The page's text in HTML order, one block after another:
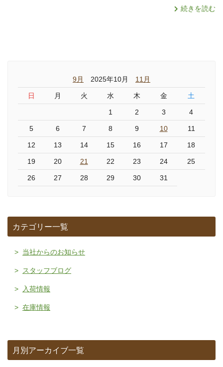
続きを読む
9月 2025年10月 11月
日 月 火 水 木 金 土
1 2 3 4
5 6 7 8 9 10 11
12 13 14 15 16 17 18
19 20 21 22 23 24 25
26 27 28 29 30 31
カテゴリー一覧
当社からのお知らせ
スタッフブログ
入荷情報
在庫情報
月別アーカイブ一覧